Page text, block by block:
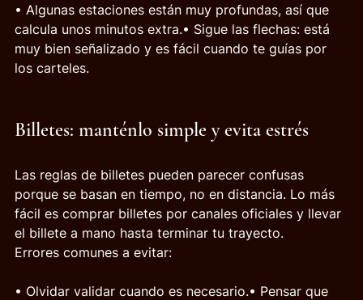
• Algunas estaciones están muy profundas, así que
calcula unos minutos extra.• Sigue las flechas: está
muy bien señalizado y es fácil cuando te guías por
los carteles.
Billetes: manténlo simple y evita estrés
Las reglas de billetes pueden parecer confusas
porque se basan en tiempo, no en distancia. Lo más
fácil es comprar billetes por canales oficiales y llevar
el billete a mano hasta terminar tu trayecto.
Errores comunes a evitar:
• Olvidar validar cuando es necesario.• Pensar que